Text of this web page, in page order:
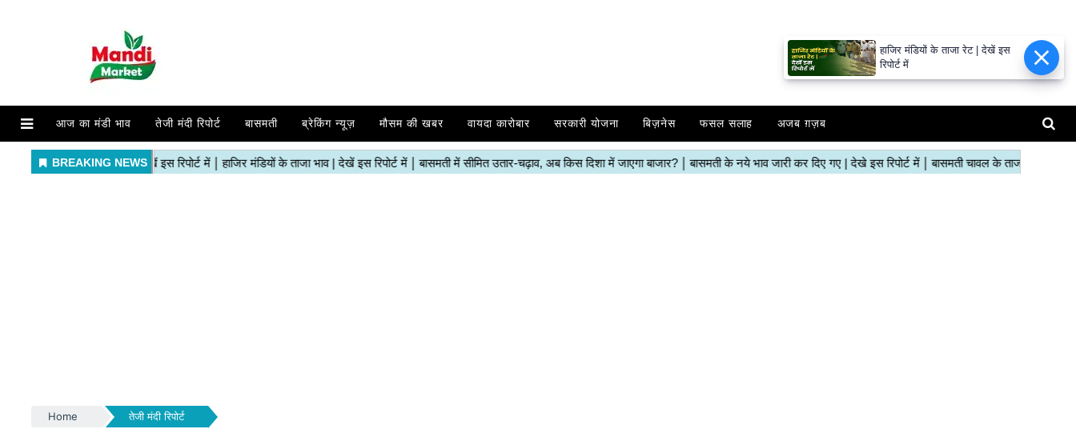
आज का मंडी भाव तेजी मंदी रिपोर्ट बासमती ब्रेकिंग न्यूज़ मौसम की खबर वायदा कारोबार सरकारी योजना बिज़नेस फसल सलाह अजब ग़ज़ब
Home तेजी मंदी रिपोर्ट
हाजिर मंडियों के ताजा रेट | देखें इस
रिपोर्ट में